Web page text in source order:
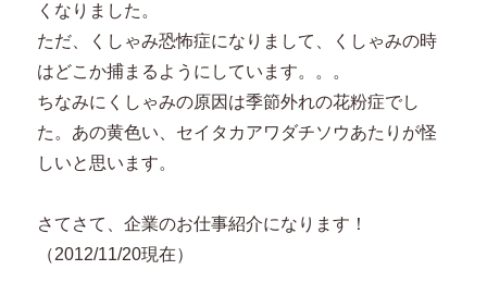
管
理
室
求
人！
に
くなりました。
ただ、くしゃみ恐怖症になりまして、くしゃみの時
はどこか捕まるようにしています。。。
ちなみにくしゃみの原因は季節外れの花粉症でし
た。あの黄色い、セイタカアワダチソウあたりが怪
しいと思います。
さてさて、企業のお仕事紹介になります！
（2012/11/20現在）